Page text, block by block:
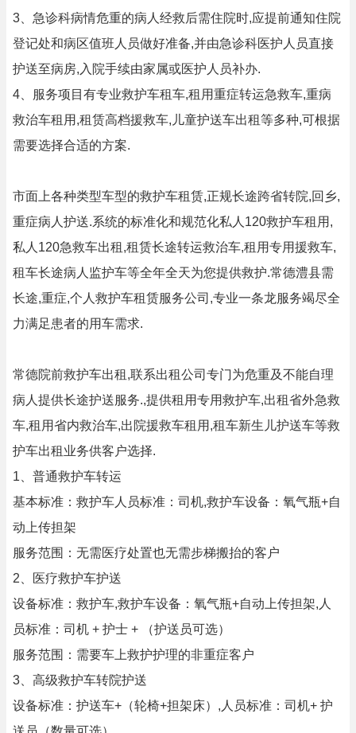
3、急诊科病情危重的病人经救后需住院时,应提前通知住院
登记处和病区值班人员做好准备,并由急诊科医护人员直接
护送至病房,入院手续由家属或医护人员补办.
4、服务项目有专业救护车租车,租用重症转运急救车,重病
救治车租用,租赁高档援救车,儿童护送车出租等多种,可根据
需要选择合适的方案.
市面上各种类型车型的救护车租赁,正规长途跨省转院,回乡,
重症病人护送.系统的标准化和规范化私人120救护车租用,
私人120急救车出租,租赁长途转运救治车,租用专用援救车,
租车长途病人监护车等全年全天为您提供救护.常德澧县需
长途,重症,个人救护车租赁服务公司,专业一条龙服务竭尽全
力满足患者的用车需求.
常德院前救护车出租,联系出租公司专门为危重及不能自理
病人提供长途护送服务.,提供租用专用救护车,出租省外急救
车,租用省内救治车,出院援救车租用,租车新生儿护送车等救
护车出租业务供客户选择.
1、普通救护车转运
基本标准：救护车人员标准：司机,救护车设备：氧气瓶+自
动上传担架
服务范围：无需医疗处置也无需步梯搬抬的客户
2、医疗救护车护送
设备标准：救护车,救护车设备：氧气瓶+自动上传担架,人
员标准：司机 + 护士 + （护送员可选）
服务范围：需要车上救护护理的非重症客户
3、高级救护车转院护送
设备标准：护送车+（轮椅+担架床）,人员标准：司机+ 护